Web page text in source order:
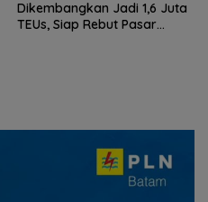
Dikembangkan Jadi 1,6 Juta
TEUs, Siap Rebut Pasar